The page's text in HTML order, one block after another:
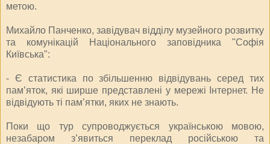
метою.
Михайло Панченко, завідувач відділу музейного розвитку
та комунікацій Національного заповідника "Софія
Київська":
- Є статистика по збільшенню відвідувань серед тих
пам’яток, які ширше представлені у мережі Інтернет. Не
відвідують ті пам’ятки, яких не знають.
Поки що тур супроводжується українською мовою,
незабаром з’явиться переклад російською та